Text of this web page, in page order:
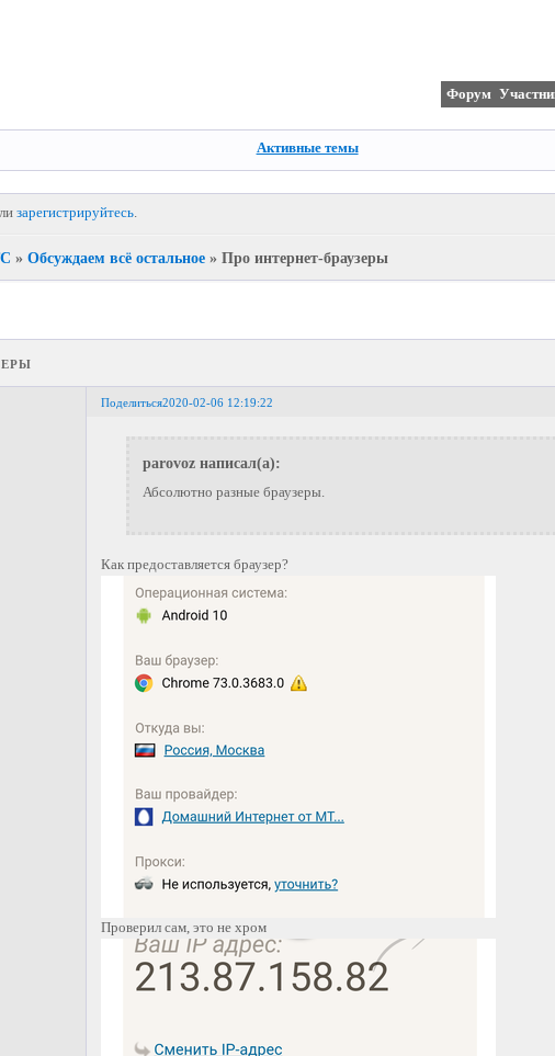
Форум
Активные темы
зарегистрируйтесь.
» Обсуждаем всё остальное » Про интернет-браузеры
Поделиться2020-02-06 12:19:22
parovoz написал(а):
Абсолютно разные браузеры.
Как предоставляется браузер?
Проверил сам, это не хром